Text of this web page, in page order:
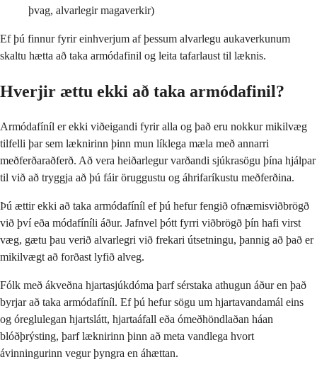
þvag, alvarlegir magaverkir)
Ef þú finnur fyrir einhverjum af þessum alvarlegu aukaverkunum
skaltu hætta að taka armódafinil og leita tafarlaust til læknis.
Hverjir ættu ekki að taka armódafinil?
Armódafíníl er ekki viðeigandi fyrir alla og það eru nokkur mikilvæg
tilfelli þar sem læknirinn þinn mun líklega mæla með annarri
meðferðaraðferð. Að vera heiðarlegur varðandi sjúkrasögu þína hjálpar
til við að tryggja að þú fáir öruggustu og áhrifaríkustu meðferðina.
Þú ættir ekki að taka armódafíníl ef þú hefur fengið ofnæmisviðbrögð
við því eða módafíníli áður. Jafnvel þótt fyrri viðbrögð þín hafi virst
væg, gætu þau verið alvarlegri við frekari útsetningu, þannig að það er
mikilvægt að forðast lyfið alveg.
Fólk með ákveðna hjartasjúkdóma þarf sérstaka athugun áður en það
byrjar að taka armódafíníl. Ef þú hefur sögu um hjartavandamál eins
og óreglulegan hjartslátt, hjartaáfall eða ómeðhöndlaðan háan
blóðþrýsting, þarf læknirinn þinn að meta vandlega hvort
ávinningurinn vegur þyngra en áhættan.